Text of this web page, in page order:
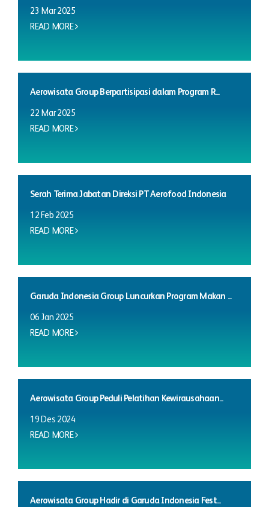
23 Mar 2025
READ MORE
Aerowisata Group Berpartisipasi dalam Program R...
22 Mar 2025
READ MORE
Serah Terima Jabatan Direksi PT Aerofood Indonesia
12 Feb 2025
READ MORE
Garuda Indonesia Group Luncurkan Program Makan ...
06 Jan 2025
READ MORE
Aerowisata Group Peduli Pelatihan Kewirausahaan...
19 Des 2024
READ MORE
Aerowisata Group Hadir di Garuda Indonesia Fest...